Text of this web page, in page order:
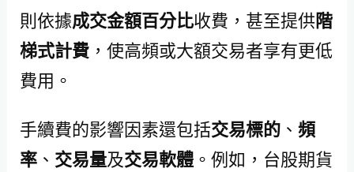
則依據成交金額百分比收費，甚至提供階
梯式計費，使高頻或大額交易者享有更低
費用。
手續費的影響因素還包括交易標的、 頻
率、 交易量及交易軟體。例如，台股期貨